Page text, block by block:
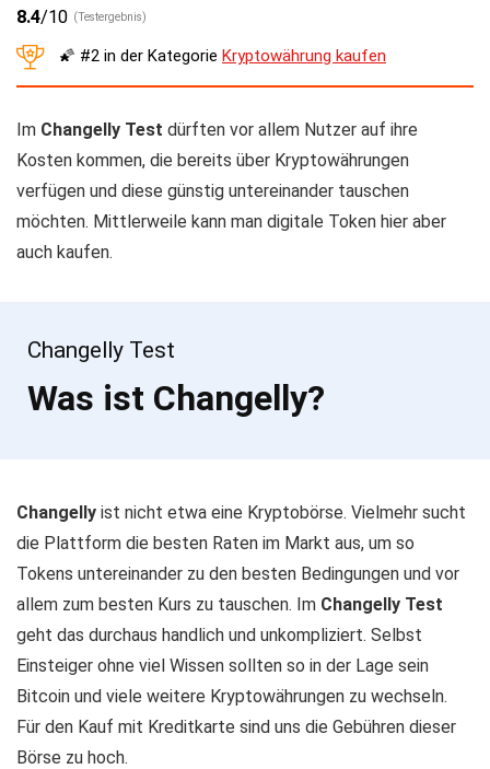
8.4/10 (Testergebnis)
🌠 #2 in der Kategorie Kryptowährung kaufen
Im Changelly Test dürften vor allem Nutzer auf ihre
Kosten kommen, die bereits über Kryptowährungen
verfügen und diese günstig untereinander tauschen
möchten. Mittlerweile kann man digitale Token hier aber
auch kaufen.
Changelly Test
Was ist Changelly?
Changelly ist nicht etwa eine Kryptobörse. Vielmehr sucht
die Plattform die besten Raten im Markt aus, um so
Tokens untereinander zu den besten Bedingungen und vor
allem zum besten Kurs zu tauschen. Im Changelly Test
geht das durchaus handlich und unkompliziert. Selbst
Einsteiger ohne viel Wissen sollten so in der Lage sein
Bitcoin und viele weitere Kryptowährungen zu wechseln.
Für den Kauf mit Kreditkarte sind uns die Gebühren dieser
Börse zu hoch.